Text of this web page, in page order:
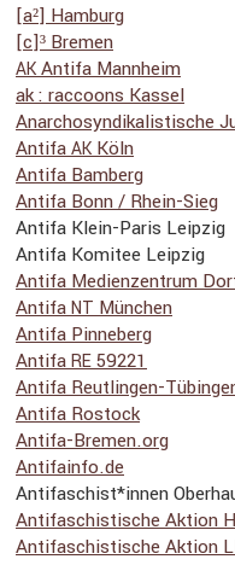
[a²] Hamburg
[c]³ Bremen
AK Antifa Mannheim
ak : raccoons Kassel
Anarcho­syn­di­ka­lis­ti­sche
Antifa AK Köln
Antifa Bamberg
Antifa Bonn / Rhein-Sieg
Antifa Klein-Paris Leipzig
Antifa Komitee Leipzig
Antifa Medien­zen­trum
Antifa NT München
Antifa Pinne­berg
Antifa RE 59221
Antifa Reutlingen-
Antifa Rostock
Antifa​-Bremen​.org
Antifa​info​.de
Antifaschist*innen
Antifa­schis­ti­sche Aktion
Antifa­schis­ti­sche Aktion